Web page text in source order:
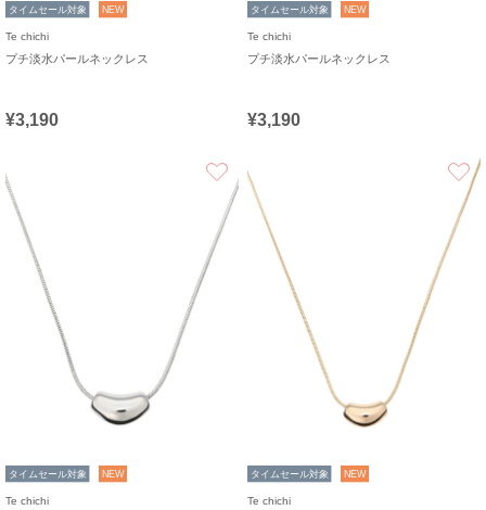
タイムセール対象 NEW
Te chichi
プチ淡水パールネックレス
¥3,190
タイムセール対象 NEW
Te chichi
プチ淡水パールネックレス
¥3,190
タイムセール対象 NEW
Te chichi
タイムセール対象 NEW
Te chichi